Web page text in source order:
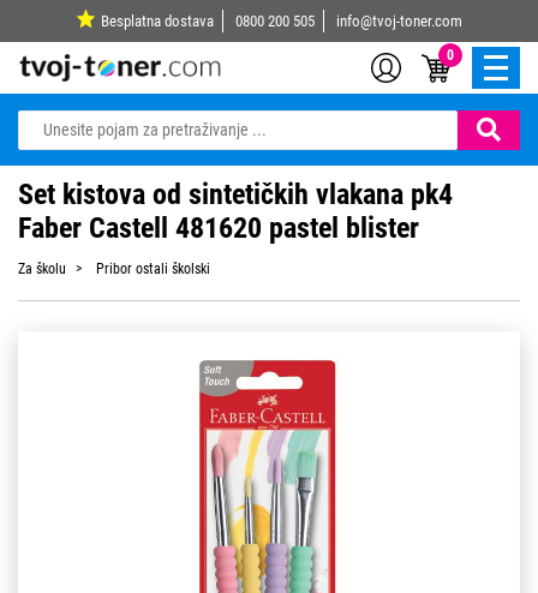
Besplatna dostava 0800 200 505 info@tvoj-toner.com
0
Set kistova od sintetičkih vlakana pk4
Faber Castell 481620 pastel blister
Za školu Pribor ostali školski